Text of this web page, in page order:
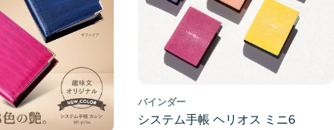
バインダー
システム手帳 ヘリオス ミニ6